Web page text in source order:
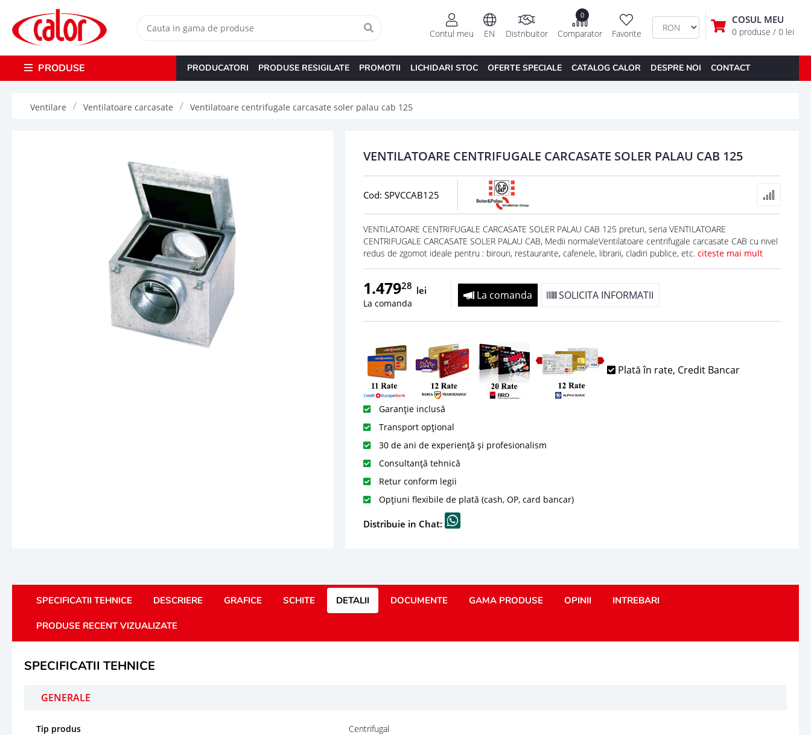
COSUL MEU
0 produse / 0 lei
Favorite
0
Comparator
Distribuitor
EN
Contul meu
PRODUSE PRODUCATORI PRODUSE RESIGILATE PROMOTII LICHIDARI STOC OFERTE SPECIALE CATALOG CALOR DESPRE NOI CONTACT
Ventilare Ventilatoare carcasate Ventilatoare centrifugale carcasate soler palau cab 125
VENTILATOARE CENTRIFUGALE CARCASATE SOLER PALAU CAB 125
Cod: SPVCCAB125
VENTILATOARE CENTRIFUGALE CARCASATE SOLER PALAU CAB 125 preturi, seria VENTILATOARE
CENTRIFUGALE CARCASATE SOLER PALAU CAB, Medii normaleVentilatoare centrifugale carcasate CAB cu nivel
redus de zgomot ideale pentru : birouri, restaurante, cafenele, librarii, cladiri publice, etc. citeste mai mult
1.47928 lei
La comanda
La comanda SOLICITA INFORMATII
Plată în rate, Credit Bancar
Garanție inclusă
Transport opțional
30 de ani de experiență și profesionalism
Consultanță tehnică
Retur conform legii
Opțiuni flexibile de plată (cash, OP, card bancar)
Distribuie in Chat:
SPECIFICATII TEHNICE DESCRIERE GRAFICE SCHITE DETALII DOCUMENTE GAMA PRODUSE OPINII INTREBARI
PRODUSE RECENT VIZUALIZATE
SPECIFICATII TEHNICE
GENERALE
Tip produs Centrifugal